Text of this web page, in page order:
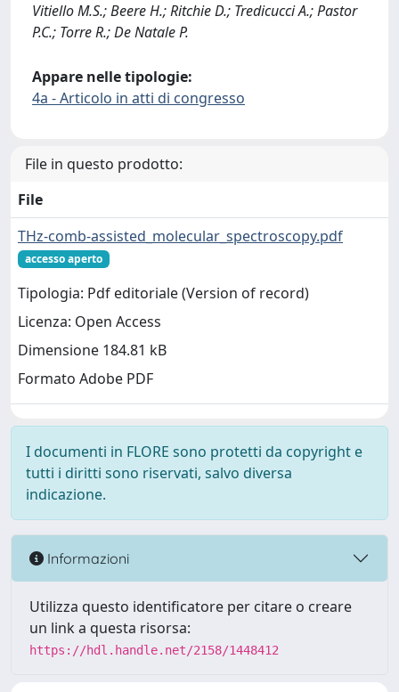
Vitiello M.S.; Beere H.; Ritchie D.; Tredicucci A.; Pastor
P.C.; Torre R.; De Natale P.
Appare nelle tipologie:
4a - Articolo in atti di congresso
File in questo prodotto:
File
THz-comb-assisted_molecular_spectroscopy.pdf
accesso aperto
Tipologia: Pdf editoriale (Version of record)
Licenza: Open Access
Dimensione 184.81 kB
Formato Adobe PDF
I documenti in FLORE sono protetti da copyright e
tutti i diritti sono riservati, salvo diversa
indicazione.
Informazioni
Utilizza questo identificatore per citare o creare
un link a questa risorsa:
https://hdl.handle.net/2158/1448412